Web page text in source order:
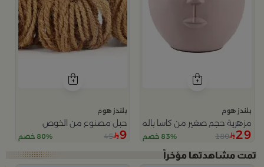
بلندز هوم
مزهرية حجم صغير من كاسا بالما
29
180 83% خصم
بلندز هوم
حبل مصنوع من الخوص
9
45 80% خصم